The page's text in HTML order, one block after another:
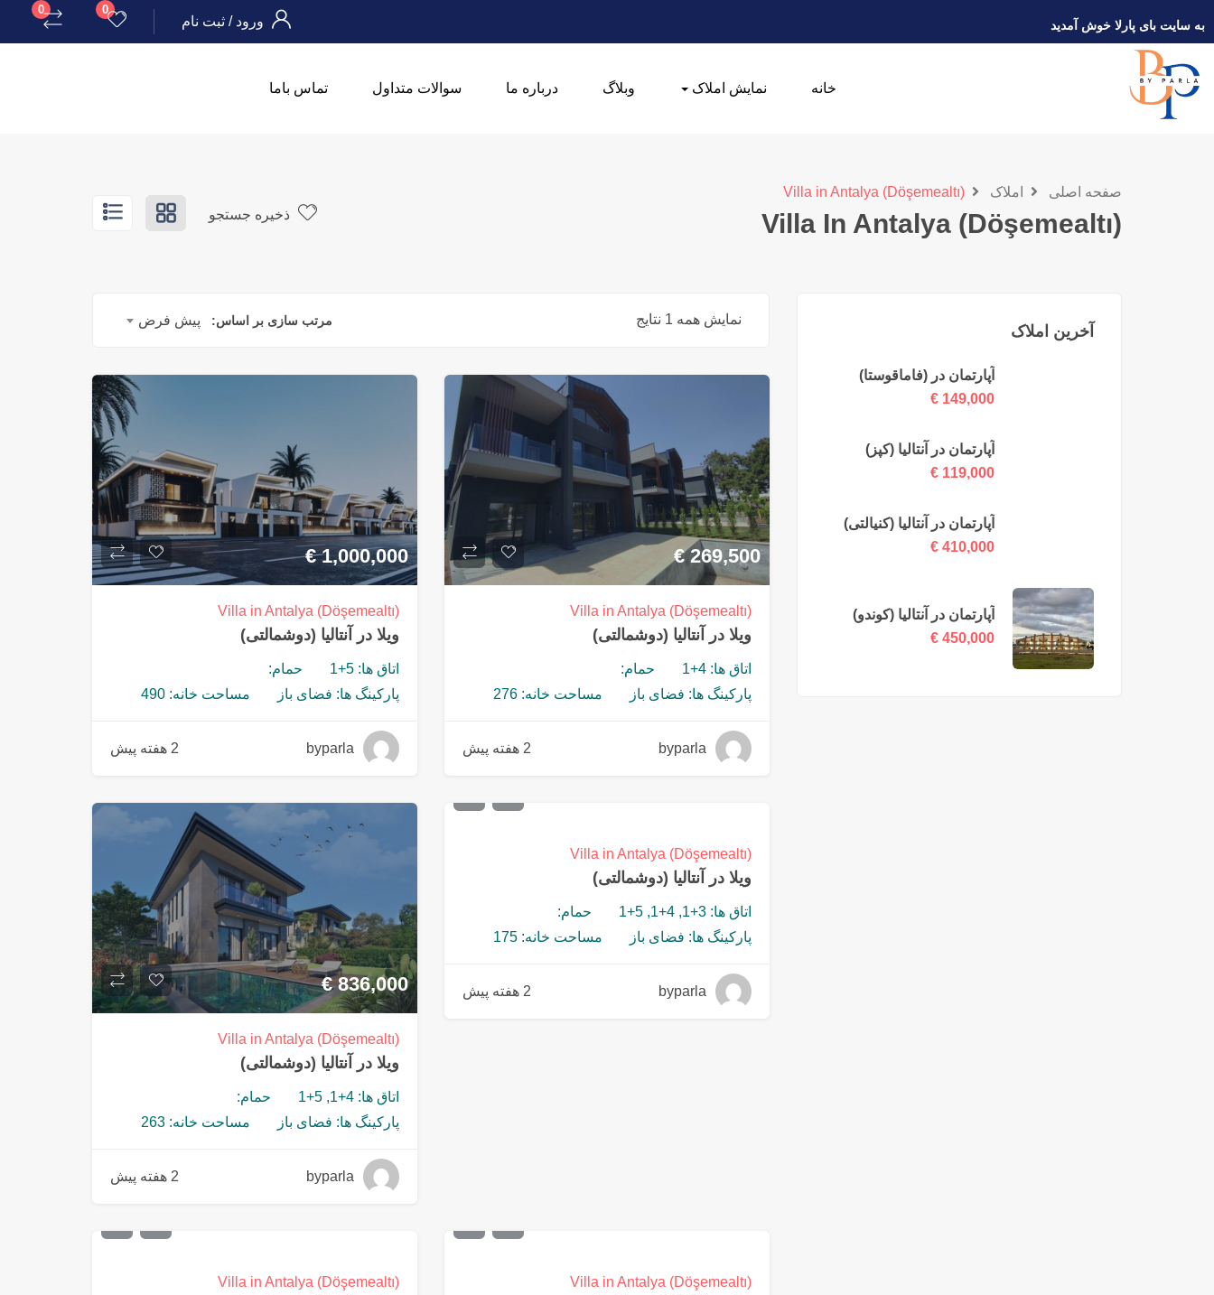
به سایت بای پارلا خوش آمدید ورود/ ثبت نام
0
0
خانه نمایش املاک وبلاگ درباره ما سوالات متداول تماس باما
صفحه اصلی املاک Villa in Antalya (Döşemealtı)
Villa In Antalya (Döşemealtı) ذخیره جستجو
آخرین املاک
آپارتمان در (فاماقوستا)
149,000
€
آپارتمان در آنتالیا (کپز)
119,000
€
آپارتمان در آنتالیا (کنیالتی)
410,000
€
آپارتمان در آنتالیا (کوندو)
450,000
€
نمایش همه 1 نتایج مرتب سازی بر اساس: پیش فرض
269,500
€
Villa in Antalya (Döşemealtı)
ویلا در آنتالیا (دوشمالتی)
اتاق ها: 4+1
حمام:
پارکینگ ها: فضای باز
مساحت خانه: 276
byparla 2 هفته پیش
1,000,000
€
Villa in Antalya (Döşemealtı)
ویلا در آنتالیا (دوشمالتی)
اتاق ها: 5+1
حمام:
پارکینگ ها: فضای باز
مساحت خانه: 490
byparla 2 هفته پیش
Villa in Antalya (Döşemealtı)
ویلا در آنتالیا (دوشمالتی)
اتاق ها: 3+1, 4+1, 5+1
حمام:
پارکینگ ها: فضای باز
مساحت خانه: 175
byparla 2 هفته پیش 836,000
€
Villa in Antalya (Döşemealtı)
ویلا در آنتالیا (دوشمالتی)
اتاق ها: 4+1, 5+1
حمام:
پارکینگ ها: فضای باز
مساحت خانه: 263
byparla 2 هفته پیش
Villa in Antalya (Döşemealtı)
Villa in Antalya (Döşemealtı)